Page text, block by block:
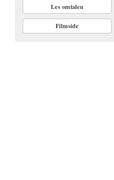
Les omtalen
Filmside